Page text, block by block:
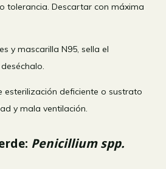
tolerancia. Descartar con máxima
y mascarilla N95, sella el
esterilización deficiente o sustrato
y mala ventilación.
Penicillium spp.